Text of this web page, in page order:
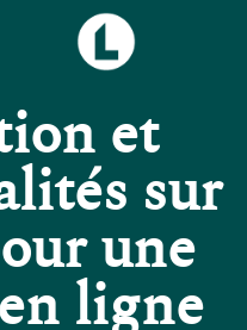
et
sur
une
ligne